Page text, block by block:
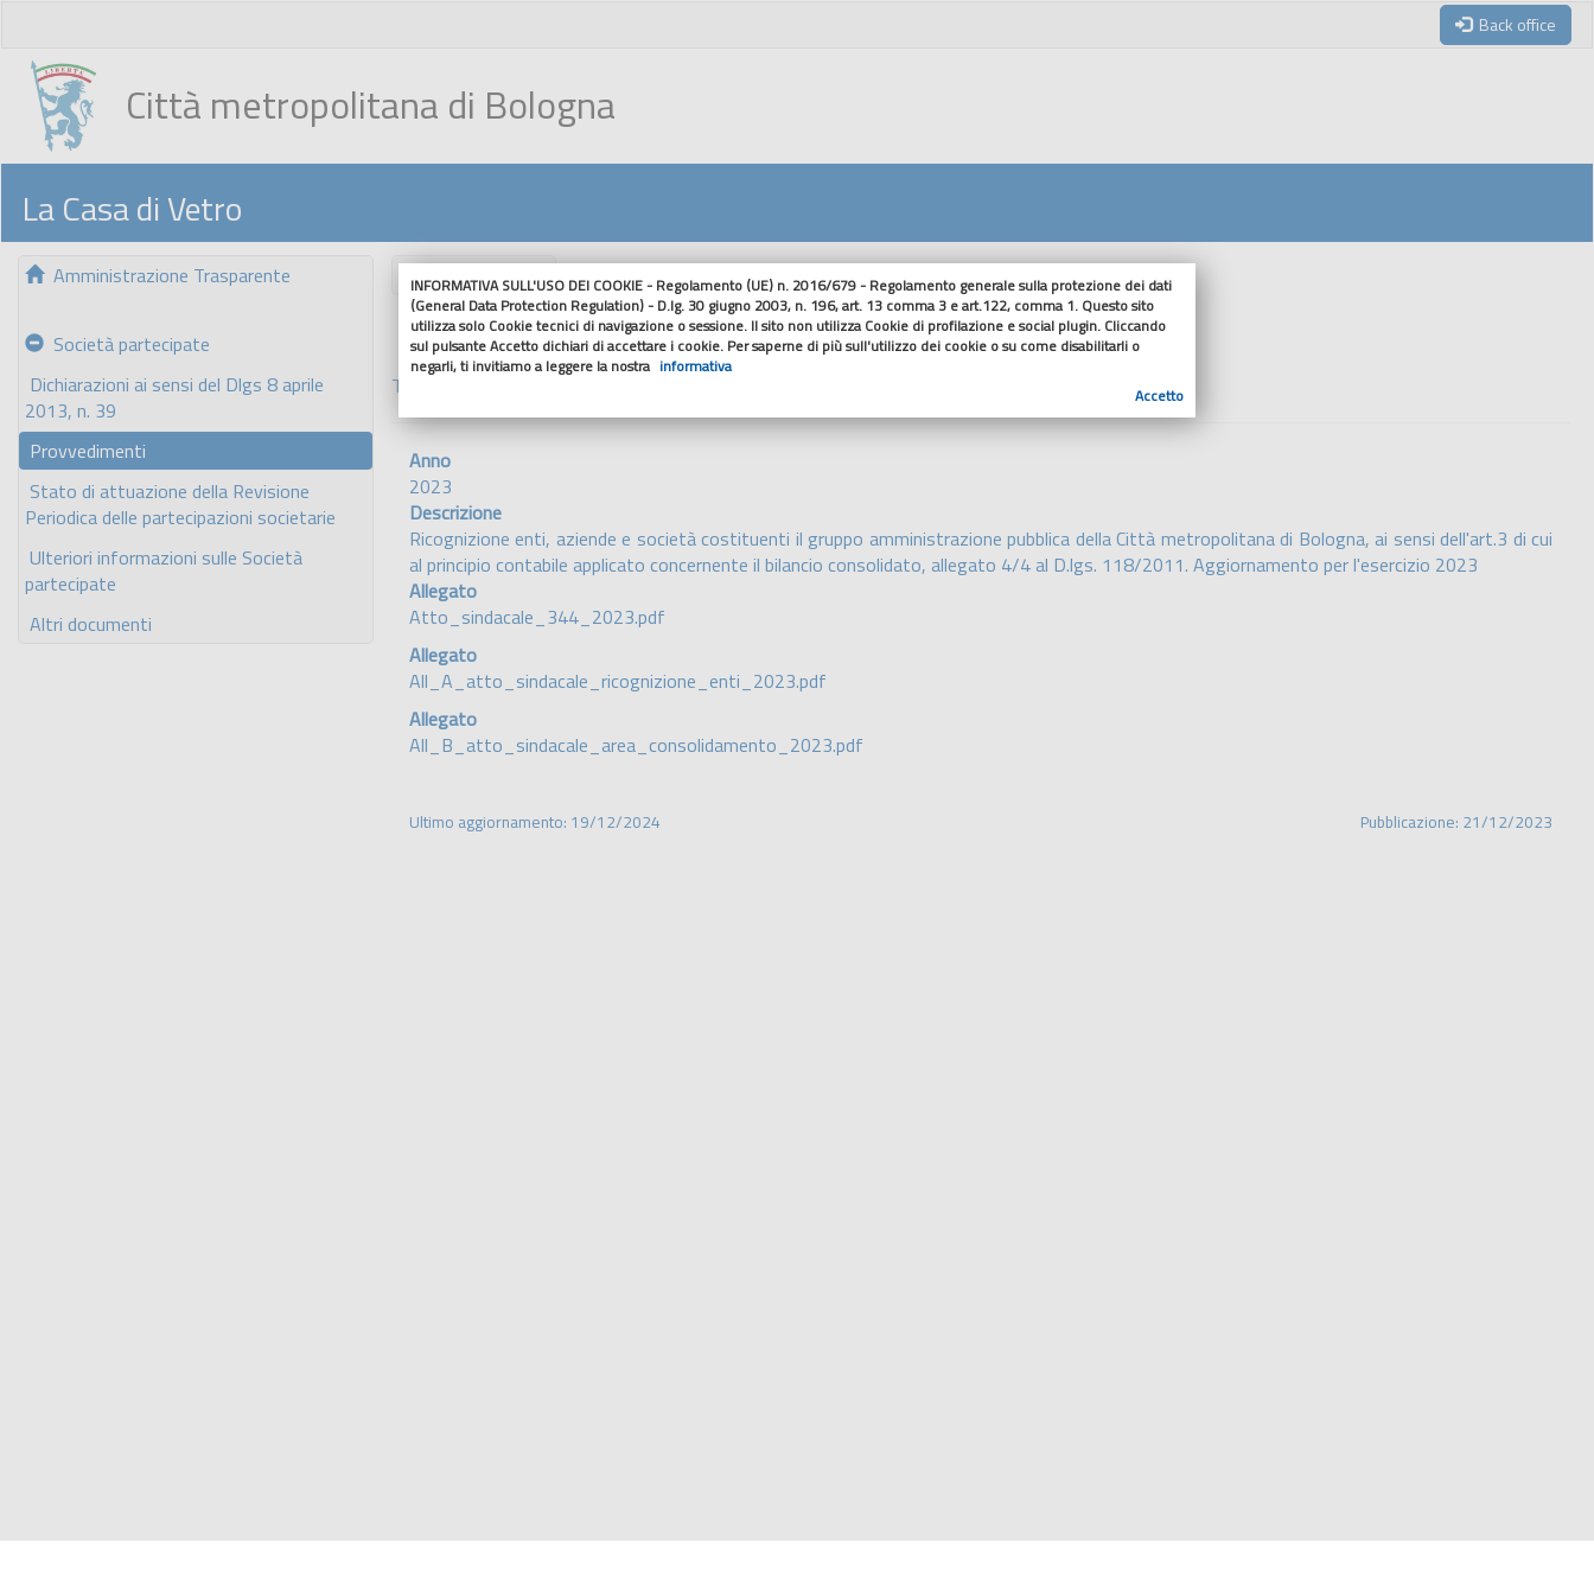
Back office
Città metropolitana di Bologna
La Casa di Vetro
Amministrazione Trasparente
Società partecipate
Dichiarazioni ai sensi del Dlgs 8 aprile
2013, n. 39
Provvedimenti
Stato di attuazione della Revisione
Periodica delle partecipazioni societarie
Ulteriori informazioni sulle Società
partecipate
Altri documenti
Nascondi menu
Dettaglio Contenuto
Torna indietro
Anno
2023
Descrizione
Ricognizione enti, aziende e società costituenti il gruppo amministrazione pubblica della Città metropolitana di Bologna, ai sensi dell'art.3 di cui
al principio contabile applicato concernente il bilancio consolidato, allegato 4/4 al D.lgs. 118/2011. Aggiornamento per l'esercizio 2023
Allegato
Atto_sindacale_344_2023.pdf
Allegato
All_A_atto_sindacale_ricognizione_enti_2023.pdf
Allegato
All_B_atto_sindacale_area_consolidamento_2023.pdf
Ultimo aggiornamento: 19/12/2024 Pubblicazione: 21/12/2023
INFORMATIVA SULL'USO DEI COOKIE - Regolamento (UE) n. 2016/679 - Regolamento generale sulla protezione dei dati
(General Data Protection Regulation) - D.lg. 30 giugno 2003, n. 196, art. 13 comma 3 e art.122, comma 1. Questo sito
utilizza solo Cookie tecnici di navigazione o sessione. Il sito non utilizza Cookie di profilazione e social plugin. Cliccando
sul pulsante Accetto dichiari di accettare i cookie. Per saperne di più sull'utilizzo dei cookie o su come disabilitarli o
negarli, ti invitiamo a leggere la nostra informativa
Accetto